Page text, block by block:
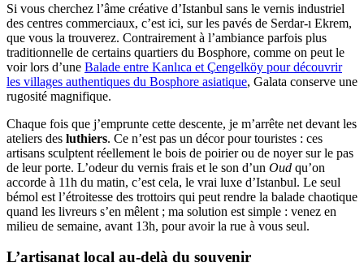
Si vous cherchez l’âme créative d’Istanbul sans le vernis industriel
des centres commerciaux, c’est ici, sur les pavés de Serdar-ı Ekrem,
que vous la trouverez. Contrairement à l’ambiance parfois plus
traditionnelle de certains quartiers du Bosphore, comme on peut le
voir lors d’une Balade entre Kanlıca et Çengelköy pour découvrir
les villages authentiques du Bosphore asiatique, Galata conserve une
rugosité magnifique.
Chaque fois que j’emprunte cette descente, je m’arrête net devant les
ateliers des luthiers. Ce n’est pas un décor pour touristes : ces
artisans sculptent réellement le bois de poirier ou de noyer sur le pas
de leur porte. L’odeur du vernis frais et le son d’un Oud qu’on
accorde à 11h du matin, c’est cela, le vrai luxe d’Istanbul. Le seul
bémol est l’étroitesse des trottoirs qui peut rendre la balade chaotique
quand les livreurs s’en mêlent ; ma solution est simple : venez en
milieu de semaine, avant 13h, pour avoir la rue à vous seul.
L’artisanat local au-delà du souvenir